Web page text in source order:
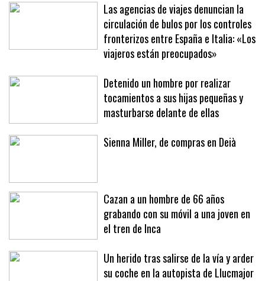
Las agencias de viajes denuncian la
circulación de bulos por los controles
fronterizos entre España e Italia: «Los
viajeros están preocupados»
Detenido un hombre por realizar
tocamientos a sus hijas pequeñas y
masturbarse delante de ellas
Sienna Miller, de compras en Deià
Cazan a un hombre de 66 años
grabando con su móvil a una joven en
el tren de Inca
Un herido tras salirse de la vía y arder
su coche en la autopista de Llucmajor